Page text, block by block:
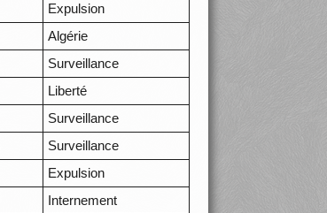
Expulsion
Algérie
Surveillance
Liberté
Surveillance
Surveillance
Expulsion
Internement